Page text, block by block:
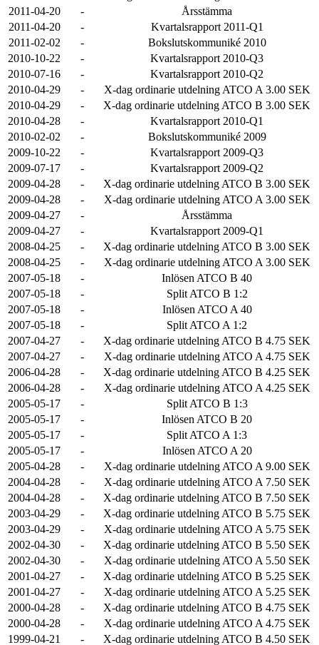
2011-04-20
-
Årsstämma
2011-04-20
-
Kvartalsrapport 2011-Q1
2011-02-02
-
Bokslutskommuniké 2010
2010-10-22
-
Kvartalsrapport 2010-Q3
2010-07-16
-
Kvartalsrapport 2010-Q2
2010-04-29
-
X-dag ordinarie utdelning ATCO A 3.00 SEK
2010-04-29
-
X-dag ordinarie utdelning ATCO B 3.00 SEK
2010-04-28
-
Kvartalsrapport 2010-Q1
2010-02-02
-
Bokslutskommuniké 2009
2009-10-22
-
Kvartalsrapport 2009-Q3
2009-07-17
-
Kvartalsrapport 2009-Q2
2009-04-28
-
X-dag ordinarie utdelning ATCO B 3.00 SEK
2009-04-28
-
X-dag ordinarie utdelning ATCO A 3.00 SEK
2009-04-27
-
Årsstämma
2009-04-27
-
Kvartalsrapport 2009-Q1
2008-04-25
-
X-dag ordinarie utdelning ATCO B 3.00 SEK
2008-04-25
-
X-dag ordinarie utdelning ATCO A 3.00 SEK
2007-05-18
-
Inlösen ATCO B 40
2007-05-18
-
Split ATCO B 1:2
2007-05-18
-
Inlösen ATCO A 40
2007-05-18
-
Split ATCO A 1:2
2007-04-27
-
X-dag ordinarie utdelning ATCO B 4.75 SEK
2007-04-27
-
X-dag ordinarie utdelning ATCO A 4.75 SEK
2006-04-28
-
X-dag ordinarie utdelning ATCO B 4.25 SEK
2006-04-28
-
X-dag ordinarie utdelning ATCO A 4.25 SEK
2005-05-17
-
Split ATCO B 1:3
2005-05-17
-
Inlösen ATCO B 20
2005-05-17
-
Split ATCO A 1:3
2005-05-17
-
Inlösen ATCO A 20
2005-04-28
-
X-dag ordinarie utdelning ATCO A 9.00 SEK
2004-04-28
-
X-dag ordinarie utdelning ATCO A 7.50 SEK
2004-04-28
-
X-dag ordinarie utdelning ATCO B 7.50 SEK
2003-04-29
-
X-dag ordinarie utdelning ATCO B 5.75 SEK
2003-04-29
-
X-dag ordinarie utdelning ATCO A 5.75 SEK
2002-04-30
-
X-dag ordinarie utdelning ATCO B 5.50 SEK
2002-04-30
-
X-dag ordinarie utdelning ATCO A 5.50 SEK
2001-04-27
-
X-dag ordinarie utdelning ATCO B 5.25 SEK
2001-04-27
-
X-dag ordinarie utdelning ATCO A 5.25 SEK
2000-04-28
-
X-dag ordinarie utdelning ATCO B 4.75 SEK
2000-04-28
-
X-dag ordinarie utdelning ATCO A 4.75 SEK
1999-04-21
-
X-dag ordinarie utdelning ATCO B 4.50 SEK